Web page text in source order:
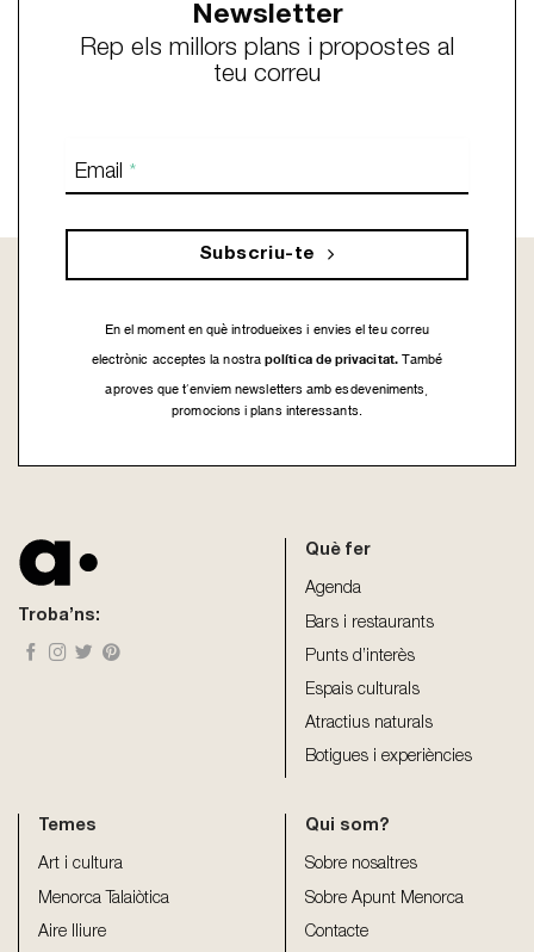
Newsletter
Rep els millors plans i propostes al
teu correu
Email *
Subscriu-te
En el moment en què introdueixes i envies el teu correu
electrònic acceptes la nostrapolítica de privacitat. També
aproves que t’enviem newsletters amb esdeveniments,
promocions i plans interessants.
left
Troba’ns:
Què fer
Agenda
Bars i restaurants
Punts d’interès
Espais culturals
Atractius naturals
Botigues i experiències
Temes
Art i cultura
Menorca Talaiòtica
Aire lliure
Qui som?
Sobre nosaltres
Sobre Apunt Menorca
Contacte